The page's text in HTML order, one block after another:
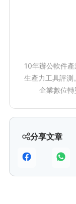
分享文章
10年辦公軟件
生產力工具評測
企業數位轉